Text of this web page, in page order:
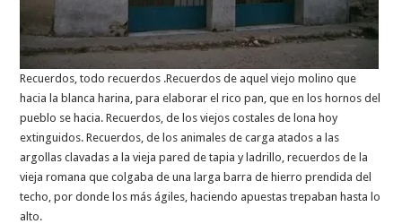
Recuerdos, todo recuerdos .Recuerdos de aquel viejo molino que
hacia la blanca harina, para elaborar el rico pan, que en los hornos del
pueblo se hacia. Recuerdos, de los viejos costales de lona hoy
extinguidos. Recuerdos, de los animales de carga atados a las
argollas clavadas a la vieja pared de tapia y ladrillo, recuerdos de la
vieja romana que colgaba de una larga barra de hierro prendida del
techo, por donde los más ágiles, haciendo apuestas trepaban hasta lo
alto.